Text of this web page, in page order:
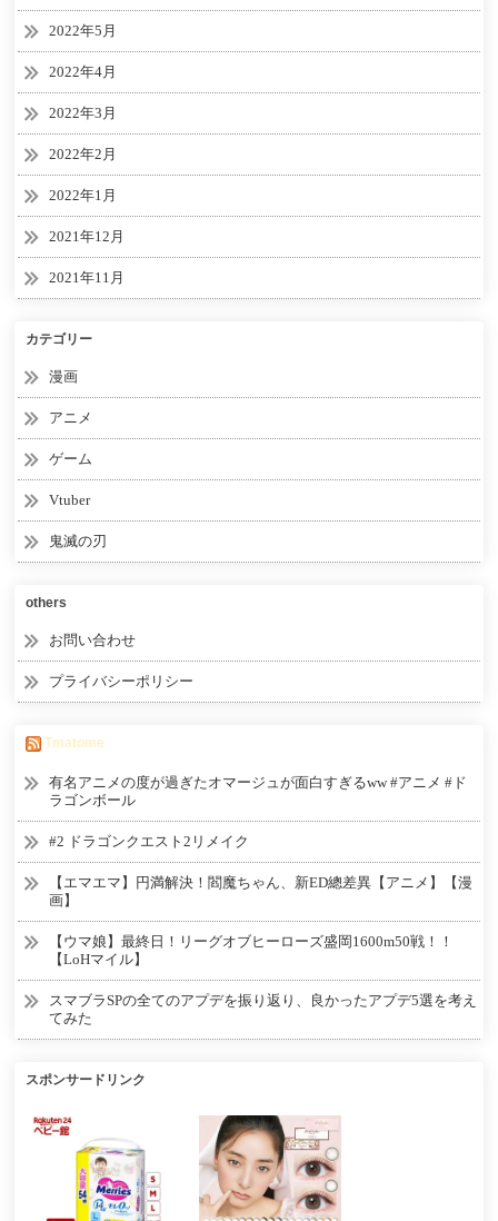
2022年5月
2022年4月
2022年3月
2022年2月
2022年1月
2021年12月
2021年11月
カテゴリー
漫画
アニメ
ゲーム
Vtuber
鬼滅の刃
others
お問い合わせ
プライバシーポリシー
Tmatome
有名アニメの度が過ぎたオマージュが面白すぎるww #アニメ #ド
ラゴンボール
#2 ドラゴンクエスト2リメイク
【エマエマ】円満解決！閻魔ちゃん、新ED總差異【アニメ】【漫
画】
【ウマ娘】最終日！リーグオブヒーローズ盛岡1600m50戦！！
【LoHマイル】
スマブラSPの全てのアプデを振り返り、良かったアプデ5選を考え
てみた
スポンサードリンク